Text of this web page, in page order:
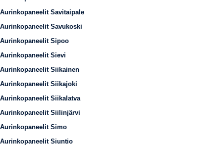
Aurinkopaneelit Savitaipale
Aurinkopaneelit Savukoski
Aurinkopaneelit Sipoo
Aurinkopaneelit Sievi
Aurinkopaneelit Siikainen
Aurinkopaneelit Siikajoki
Aurinkopaneelit Siikalatva
Aurinkopaneelit Siilinjärvi
Aurinkopaneelit Simo
Aurinkopaneelit Siuntio